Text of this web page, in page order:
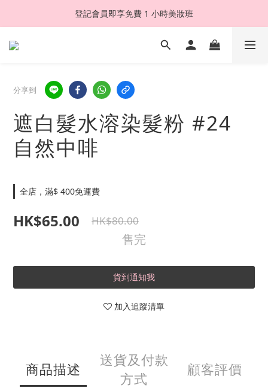
登記會員即享免費 1 小時美妝班
分享到
遮白髮水溶染髮粉 #24
自然中啡
全店，滿$ 400免運費
HK$65.00 HK$80.00
售完
貨到通知我
加入追蹤清單
商品描述
送貨及付款
方式
顧客評價